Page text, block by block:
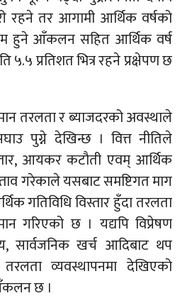
रहने तर आगामी आर्थिक वर्षको
हुने आँकलन सहित आर्थिक वर्ष
५.५ प्रतिशत भित्र रहने प्रक्षेपण छ
तरलता र ब्याजदरको अवस्थाले
पुग्ने देखिन्छ । वित्त नीतिले
आयकर कटौती एवम् आर्थिक
गरेकाले यसबाट समष्टिगत माग
गतिविधि विस्तार हुँदा तरलता
गरिएको छ । यद्यपि विप्रेषण
सार्वजनिक खर्च आदिबाट थप
व्यवस्थापनमा देखिएको
छ ।